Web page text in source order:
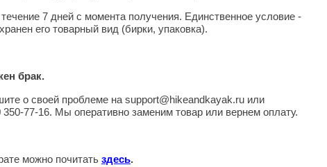
7 дней с момента получения. Единственное условие -
его товарный вид (бирки, упаковка).
брак.
о своей проблеме на support@hikeandkayak.ru или
77-16. Мы оперативно заменим товар или вернем оплату.
можно почитать здесь.